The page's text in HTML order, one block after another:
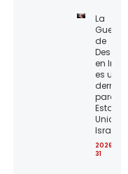
La
Guerra
de
en Irán
es una
derrota
para
Unidos
Israel
2026-
31